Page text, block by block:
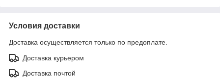
Условия доставки
Доставка осуществляется только по предоплате.
Доставка курьером
Доставка почтой